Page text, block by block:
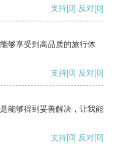
支持[0] 反对[0]
够享受到高品质的旅行体
支持[0] 反对[0]
能够得到妥善解决，让我能
支持[0] 反对[0]